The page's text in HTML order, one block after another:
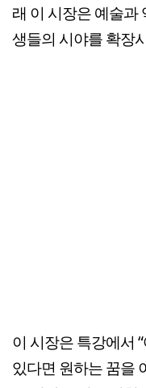
래 이 시장은 예술과
생들의 시야를 확장
이 시장은 특강에서
있다면 원하는 꿈을